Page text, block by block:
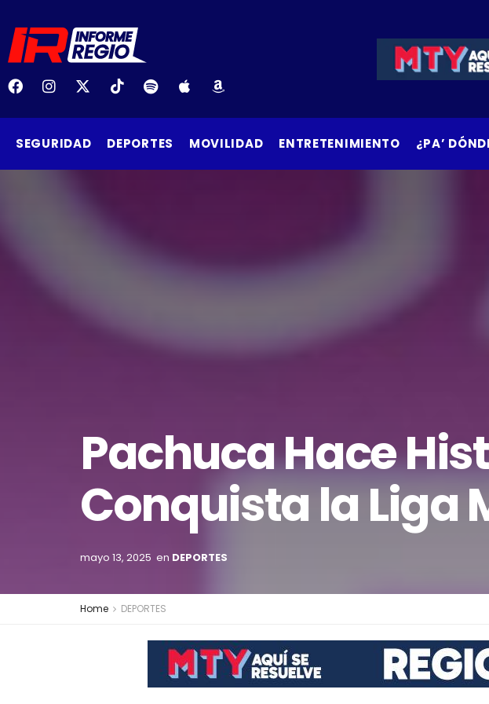
SEGURIDAD DEPORTES MOVILIDAD ENTRETENIMIENTO ¿PA’
Pachuca Hace
Conquista la Liga
mayo 13, 2025 en DEPORTES
Home DEPORTES